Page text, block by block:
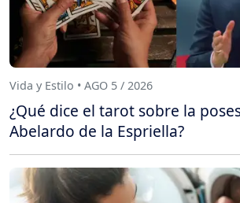
Vida y Estilo • AGO 5 / 2026
¿Qué dice el tarot sobre la
Abelardo de la Espriella?